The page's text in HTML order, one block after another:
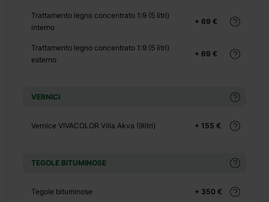
+ 69 €
Trattamento legno concentrato 1:9 (5 litri)
interno
+ 69 €
Trattamento legno concentrato 1:9 (5 litri)
esterno
VERNICI
+ 155 €
Vernice VIVACOLOR Villa Akva (9litri)
TEGOLE BITUMINOSE
+ 350 €
Tegole bituminose